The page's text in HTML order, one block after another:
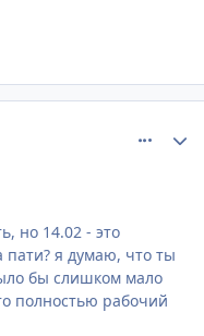
но 14.02 - это
я думаю, что ты
бы слишком мало
полностью рабочий